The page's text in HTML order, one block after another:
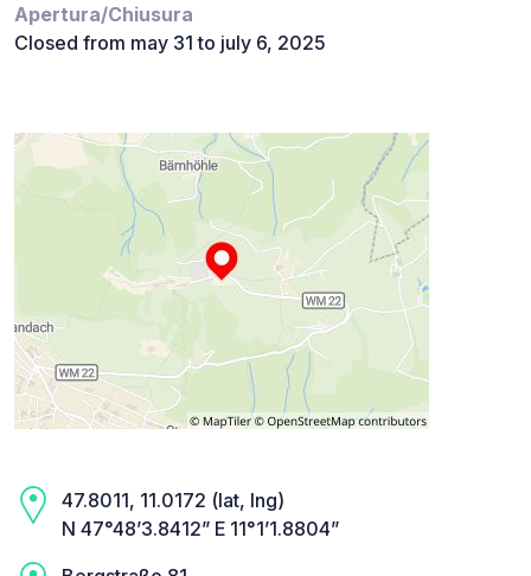
Apertura/Chiusura
Closed from may 31 to july 6, 2025
47.8011, 11.0172 (lat, lng)
N 47°48’3.8412” E 11°1’1.8804”